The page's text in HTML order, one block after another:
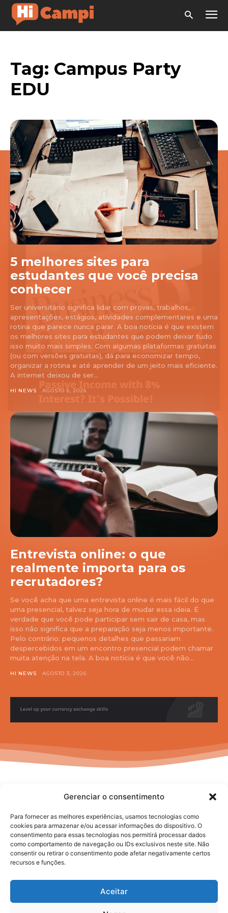
Gerenciar o consentimento
Para fornecer as melhores experiências, usamos tecnologias como
cookies para armazenar e/ou acessar informações do dispositivo. O
consentimento para essas tecnologias nos permitirá processar dados
como comportamento de navegação ou IDs exclusivos neste site. Não
consentir ou retirar o consentimento pode afetar negativamente certos
recursos e funções.
Aceitar
Tag: Campus Party
EDU
5 melhores sites para
estudantes que você precisa
conhecer
Ser universitário significa lidar com provas, trabalhos,
apresentações, estágios, atividades complementares e uma
rotina que parece nunca parar. A boa notícia é que existem
os melhores sites para estudantes que podem deixar tudo
isso muito mais simples. Com algumas plataformas gratuitas
(ou com versões gratuitas), dá para economizar tempo,
organizar a rotina e até aprender de um jeito mais eficiente.
A internet deixou de ser...
HI NEWS AGOSTO 6, 2026
Entrevista online: o que
realmente importa para os
recrutadores?
Se você acha que uma entrevista online é mais fácil do que
uma presencial, talvez seja hora de mudar essa ideia. É
verdade que você pode participar sem sair de casa, mas
isso não significa que a preparação seja menos importante.
Pelo contrário: pequenos detalhes que passariam
despercebidos em um encontro presencial podem chamar
muita atenção na tela. A boa notícia é que você não...
HI NEWS AGOSTO 3, 2026
No posts to display